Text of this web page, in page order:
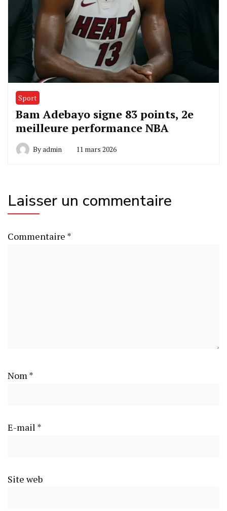
Sport
Bam Adebayo signe 83 points, 2e
meilleure performance NBA
Byadmin 11 mars 2026
Laisser un commentaire
Commentaire *
Nom *
E-mail *
Site web